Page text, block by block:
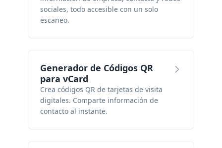
sociales, todo accesible con un solo
escaneo.
Generador de Códigos QR
para vCard
Crea códigos QR de tarjetas de visita
digitales. Comparte información de
contacto al instante.